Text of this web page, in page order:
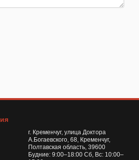
г. Кременчуг, улица Доктора
А.Богаевского, 68, Кременчуг,
Полтавская область, 39600
Будние: 9:00–18:00 Сб, Вс: 10:00–